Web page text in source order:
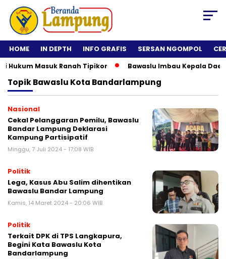
HOME IN DEPTH INFO GRAFIS SERSAN NGOMPOL
Masuk Ranah Tipikor Bawaslu Imbau Kepala Daerah
TopikBawaslu Kota Bandarlampung
Nasional
Cekal Pelanggaran Pemilu, Bawaslu
Bandar Lampung Deklarasi
Kampung Partisipatif
Minggu, 7 Juli 2024 - 17:08 WIB
Politik
Lega, Kasus Abu Salim dihentikan
Bawaslu Bandar Lampung
Kamis, 14 Maret 2024 - 20:06 WIB
Politik
Terkait DPK di TPS Langkapura,
Begini Kata Bawaslu Kota
Bandarlampung